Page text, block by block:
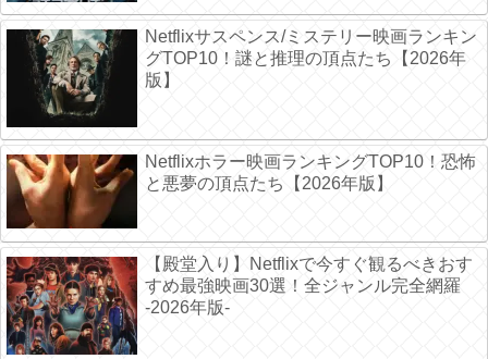
Netflixサスペンス/ミステリー映画ランキン
グTOP10！謎と推理の頂点たち【2026年
版】
Netflixホラー映画ランキングTOP10！恐怖
と悪夢の頂点たち【2026年版】
【殿堂入り】Netflixで今すぐ観るべきおす
すめ最強映画30選！全ジャンル完全網羅
-2026年版-